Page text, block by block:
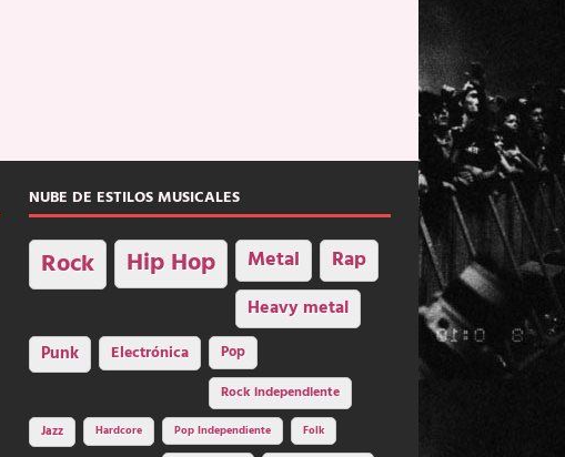
NUBE DE ESTILOS MUSICALES
Rock Hip Hop Metal Rap
Heavy metal
Punk Electrónica
Pop
Rock independiente
Jazz Hardcore Pop Independiente Folk